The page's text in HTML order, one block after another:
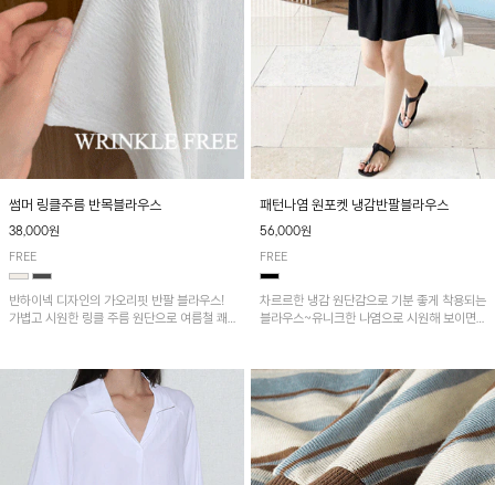
썸머 링클주름 반목블라우스
38,000원
FREE
반하이넥 디자인의 가오리핏 반팔 블라우스!
가볍고 시원한 링클 주름 원단으로 여름철 쾌
패턴나염 원포켓 냉감반팔블라우스
56,000원
FREE
차르르한 냉감 원단감으로 기분 좋게 착용되는
블라우스~유니크한 나염으로 시원해 보이면